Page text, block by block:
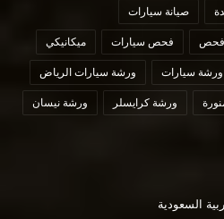
صيانة سيارات
فحص فحص سيارات ميكانيكي
ورشة سيارات ورشة سيارات الرياض
ورشة كرايسلر ورشة نيسان
السعودية